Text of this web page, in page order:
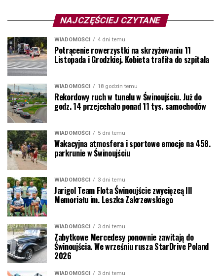
NAJCZĘŚCIEJ CZYTANE
WIADOMOŚCI 4 dni temu
Potrącenie rowerzystki na skrzyżowaniu 11
Listopada i Grodzkiej. Kobieta trafiła do szpitala
WIADOMOŚCI 18 godzin temu
Rekordowy ruch w tunelu w Świnoujściu. Już do
godz. 14 przejechało ponad 11 tys. samochodów
WIADOMOŚCI 5 dni temu
Wakacyjna atmosfera i sportowe emocje na 458.
parkrunie w Świnoujściu
WIADOMOŚCI 3 dni temu
Jarigol Team Flota Świnoujście zwycięzcą III
Memoriału im. Leszka Zakrzewskiego
WIADOMOŚCI 3 dni temu
Zabytkowe Mercedesy ponownie zawitają do
Świnoujścia. We wrześniu rusza StarDrive Poland
2026
WIADOMOŚCI 3 dni temu